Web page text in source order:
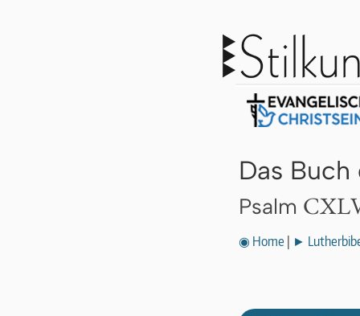
Das Buch
Psalm
◉ Home ►